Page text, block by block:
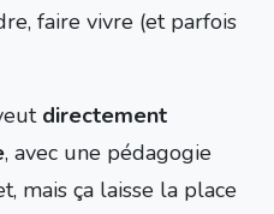
faire vivre (et parfois
directement
, avec une pédagogie
mais ça laisse la place